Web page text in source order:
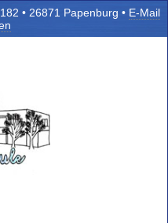
• 26871 Papenburg • E-Mail